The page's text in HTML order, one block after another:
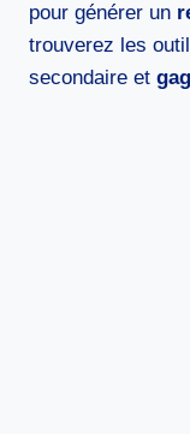
pour générer un
trouverez les
secondaire et